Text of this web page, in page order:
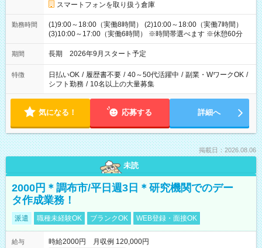
スマートフォンを取り扱う倉庫
勤務時間
(1)9:00～18:00（実働8時間） (2)10:00～18:00（実働7時間）
(3)10:00～17:00（実働6時間） ※時間帯選べます ※休憩60分
期間 長期 2026年9月スタート予定
特徴 日払いOK / 履歴書不要 / 40～50代活躍中 / 副業・WワークOK /
シフト勤務 / 10名以上の大量募集
気になる！ 応募する 詳細へ
掲載日：2026.08.06
未読
2000円＊調布市/平日週3日＊研究機関でのデー
タ作成業務！
派遣 職種未経験OK ブランクOK WEB登録・面接OK
給与
時給2000円 月収例 120,000円